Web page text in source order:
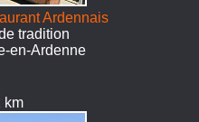
Ardennais
tradition
en-Ardenne
km